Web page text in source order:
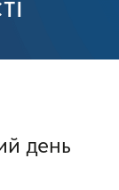
день